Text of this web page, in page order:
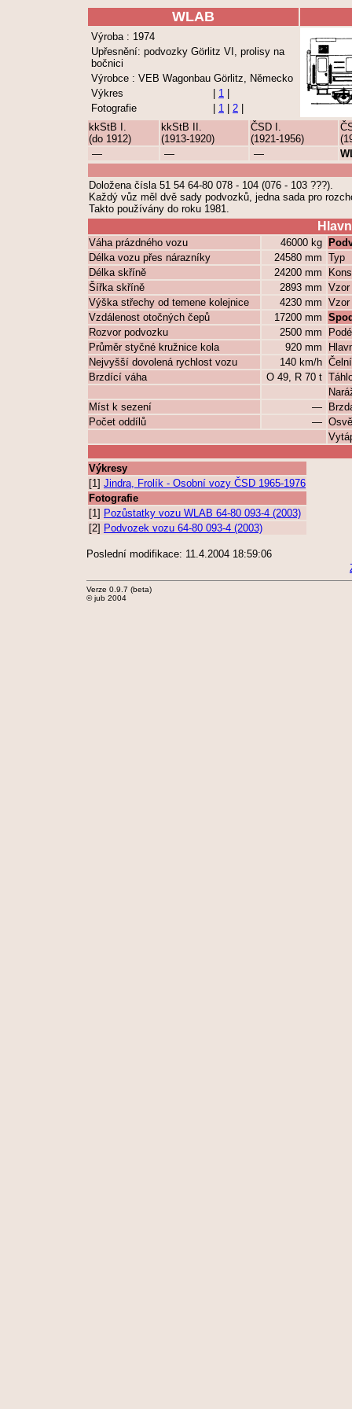
WLAB
Výroba : 1974
Upřesnění: podvozky Görlitz VI, prolisy na
bočnici
Výrobce : VEB Wagonbau Görlitz, Německo
Výkres
1
Fotografie
1 2
kkStB I.
(do 1912)
kkStB II.
(1913-1920)
ČSD I.
(1921-1956)
—
— —
Doložena čísla 51 54 64-80 078 - 104 (076 - 103 ???).
Každý vůz měl dvě sady podvozků, jedna sada pro
Takto používány do roku 1981.
Váha prázdného vozu 46000 kg
Délka vozu přes nárazníky
24580 mm Typ
Délka skříně
24200 mm
Šířka skříně
2893 mm
Výška střechy od temene kolejnice
4230 mm
Vzdálenost otočných čepů
17200 mm
Rozvor podvozku
2500 mm
Průměr styčné kružnice kola
920 mm
Nejvyšší dovolená rychlost vozu
140 km/h
Brzdící váha
O 49, R 70 t
Míst k sezení
—
Počet oddílů
—
Výkresy
[1] Jindra, Frolík - Osobní vozy ČSD 1965-1976
Fotografie
[1] Pozůstatky vozu WLAB 64-80 093-4 (2003)
[2] Podvozek vozu 64-80 093-4 (2003)
Poslední modifikace: 11.4.2004 18:59:06
Verze 0.9.7 (beta)
© jub 2004